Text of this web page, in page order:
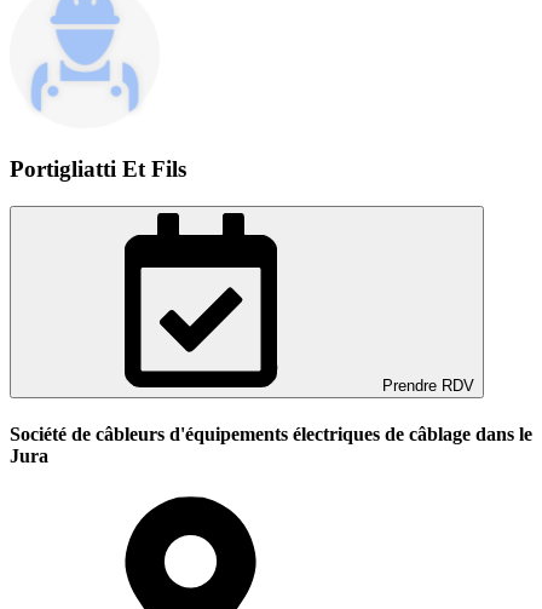
Portigliatti Et Fils
Prendre RDV
Société de câbleurs d'équipements électriques de câblage dans le
Jura